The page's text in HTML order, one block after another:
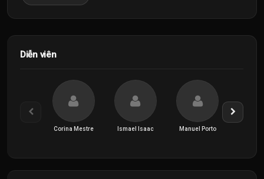
Diễn viên
Corina Mestre Ismael Isaac Manuel Porto